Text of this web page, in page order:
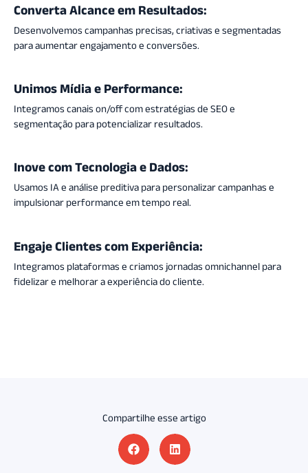
Converta Alcance em Resultados:
Desenvolvemos campanhas precisas, criativas e segmentadas
para aumentar engajamento e conversões.
Unimos Mídia e Performance:
Integramos canais on/off com estratégias de SEO e
segmentação para potencializar resultados.
Inove com Tecnologia e Dados:
Usamos IA e análise preditiva para personalizar campanhas e
impulsionar performance em tempo real.
Engaje Clientes com Experiência:
Integramos plataformas e criamos jornadas omnichannel para
fidelizar e melhorar a experiência do cliente.
Compartilhe esse artigo